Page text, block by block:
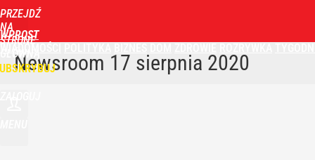
PRZEJDŹ
NA
STRONĘ
GŁÓWNĄ
WPROST
Newsroom 17 sierpnia 2020